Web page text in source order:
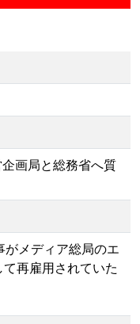
画局と総務省へ質
メディア総局のエ
再雇用されていた